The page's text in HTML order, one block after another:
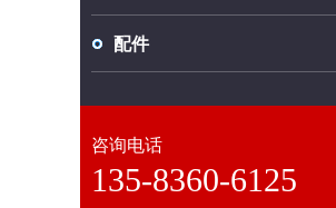
配件
咨询电话
135-8360-6125